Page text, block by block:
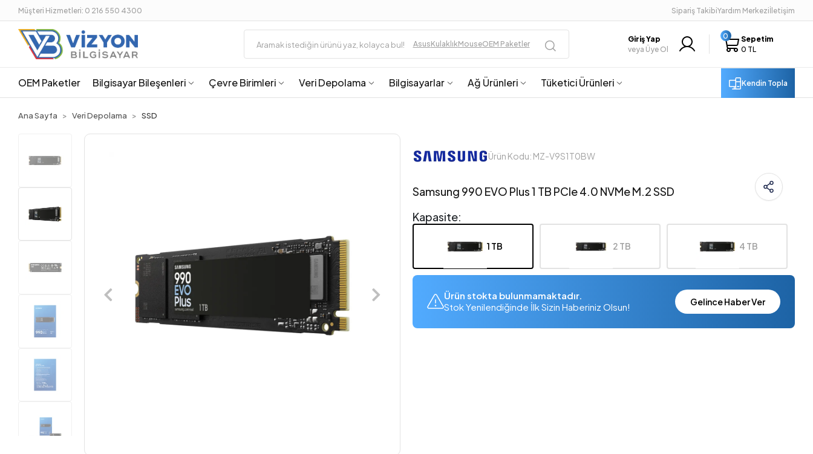
Müşteri Hizmetleri: 0 216 550 4300 Sipariş TakibiYardım Merkeziİletişim
AsusKulaklıkMouseOEM Paketler
Giriş Yap
veya Üye Ol
0
Sepetim
0 TL
OEM Paketler Bilgisayar Bileşenleri Çevre Birimleri Veri Depolama Bilgisayarlar Ağ Ürünleri Tüketici Ürünleri Kendin Topla
Ana Sayfa Veri Depolama SSD
Ürün Kodu: MZ-V9S1T0BW
Samsung 990 EVO Plus 1 TB PCIe 4.0 NVMe M.2 SSD
Kapasite:
1 TB 2 TB 4 TB
Ürün stokta bulunmamaktadır.
Stok Yenilendiğinde İlk Sizin Haberiniz Olsun!
Gelince Haber Ver